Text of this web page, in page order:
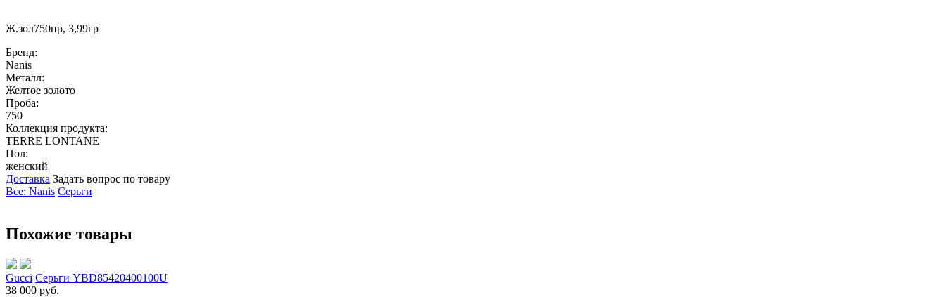
Ж.зол750пр, 3,99гр
Бренд:
Nanis
Металл:
Желтое золото
Проба:
750
Коллекция продукта:
TERRE LONTANE
Пол:
женский
Доставка Задать вопрос по товару
Все: Nanis Серьги
Похожие товары
Gucci Серьги YBD85420400100U
38 000 руб.